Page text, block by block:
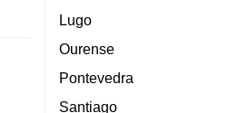
Lugo
Ourense
Pontevedra
Santiago